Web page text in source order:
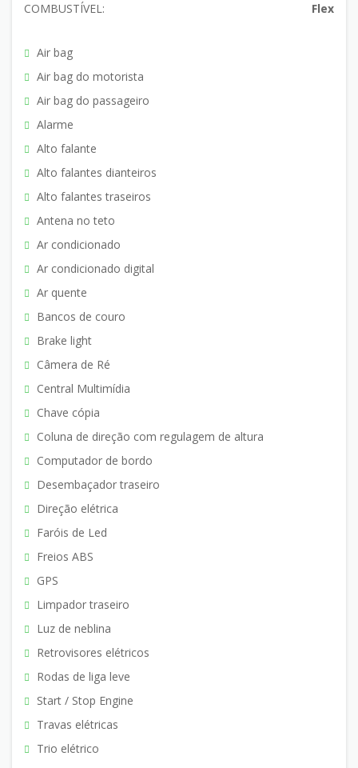
COMBUSTÍVEL: Flex
Air bag
Air bag do motorista
Air bag do passageiro
Alarme
Alto falante
Alto falantes dianteiros
Alto falantes traseiros
Antena no teto
Ar condicionado
Ar condicionado digital
Ar quente
Bancos de couro
Brake light
Câmera de Ré
Central Multimídia
Chave cópia
Coluna de direção com regulagem de altura
Computador de bordo
Desembaçador traseiro
Direção elétrica
Faróis de Led
Freios ABS
GPS
Limpador traseiro
Luz de neblina
Retrovisores elétricos
Rodas de liga leve
Start / Stop Engine
Travas elétricas
Trio elétrico